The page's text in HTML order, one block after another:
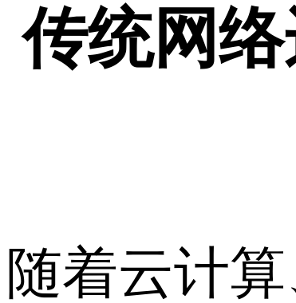
传统网
随着云计